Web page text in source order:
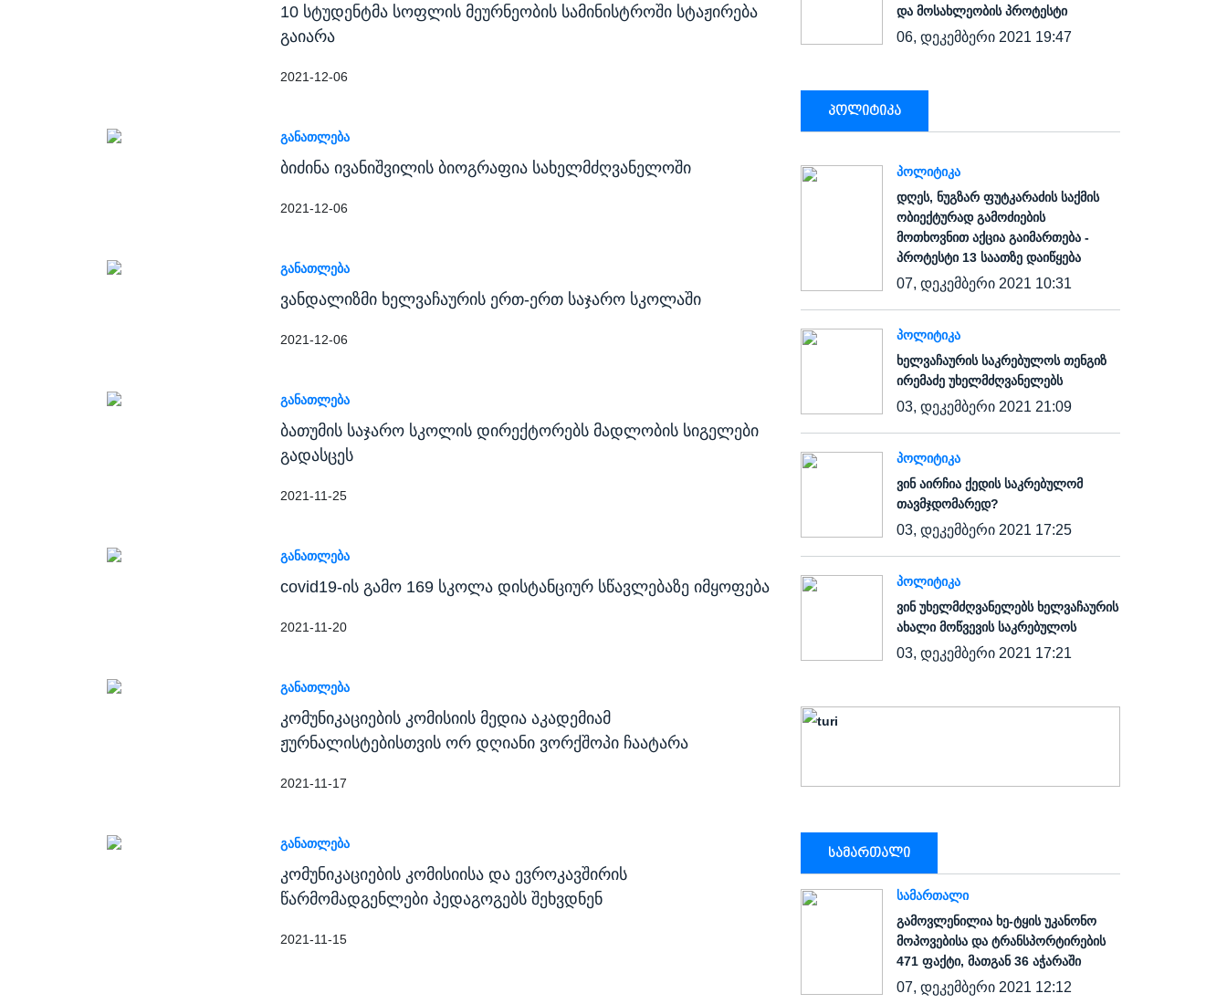
10 სტუდენტმა სოფლის მეურნეობის სამინისტროში სტაჟირება
გაიარა
2021-12-06
ᲒᲐᲜᲐᲗᲚᲔᲑᲐ
ბიძინა ივანიშვილის ბიოგრაფია სახელმძღვანელოში
2021-12-06
ᲒᲐᲜᲐᲗᲚᲔᲑᲐ
ვანდალიზმი ხელვაჩაურის ერთ-ერთ საჯარო სკოლაში
2021-12-06
ᲒᲐᲜᲐᲗᲚᲔᲑᲐ
ბათუმის საჯარო სკოლის დირექტორებს მადლობის სიგელები
გადასცეს
2021-11-25
ᲒᲐᲜᲐᲗᲚᲔᲑᲐ
covid19-ის გამო 169 სკოლა დისტანციურ სწავლებაზე იმყოფება
2021-11-20
ᲒᲐᲜᲐᲗᲚᲔᲑᲐ
კომუნიკაციების კომისიის მედია აკადემიამ
ჟურნალისტებისთვის ორ დღიანი ვორქშოპი ჩაატარა
2021-11-17
ᲒᲐᲜᲐᲗᲚᲔᲑᲐ
კომუნიკაციების კომისიისა და ევროკავშირის
წარმომადგენლები პედაგოგებს შეხვდნენ
2021-11-15
და მოსახლეობის პროტესტი
06, დეკემბერი 2021 19:47
პოლიტიკა
ᲞᲝᲚᲘᲢᲘᲙᲐ
დღეს, ნუგზარ ფუტკარაძის საქმის
ობიექტურად გამოძიების
მოთხოვნით აქცია გაიმართება -
პროტესტი 13 საათზე დაიწყება
07, დეკემბერი 2021 10:31
ᲞᲝᲚᲘᲢᲘᲙᲐ
ხელვაჩაურის საკრებულოს თენგიზ
ირემაძე უხელმძღვანელებს
03, დეკემბერი 2021 21:09
ᲞᲝᲚᲘᲢᲘᲙᲐ
ვინ აირჩია ქედის საკრებულომ
თავმჯდომარედ?
03, დეკემბერი 2021 17:25
ᲞᲝᲚᲘᲢᲘᲙᲐ
ვინ უხელმძღვანელებს ხელვაჩაურის
ახალი მოწვევის საკრებულოს
03, დეკემბერი 2021 17:21
სამართალი
ᲡᲐᲛᲐᲠᲗᲐᲚᲘ
გამოვლენილია ხე-ტყის უკანონო
მოპოვებისა და ტრანსპორტირების
471 ფაქტი, მათგან 36 აჭარაში
07, დეკემბერი 2021 12:12